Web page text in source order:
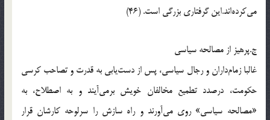
می‌كرده‌اند.این گرفتاری بزرگی است. (46)
ج.پرهیز از مصالحه سیاسی
غالبا زمام‌داران و رجال سیاسی، پس از دست‌یابی به قدرت و تصاحب كرسی
حكومت، درصدد تطمیع مخالفان خویش برمی‌آیند و به اصطلاح، به
«مصالحه سیاسی‌» روی می‌آورند و راه سازش را سرلوحه كارشان قرار